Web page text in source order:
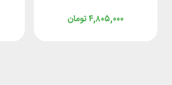
تومان۴,۸۰۵,۰۰۰